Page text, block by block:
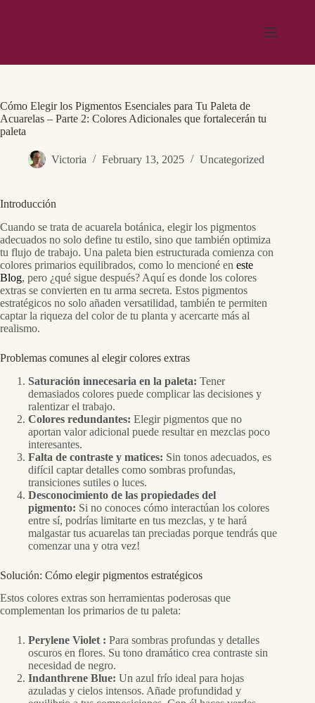
Cómo Elegir los Pigmentos Esenciales para Tu Paleta de
Acuarelas – Parte 2: Colores Adicionales que fortalecerán tu
paleta
Victoria February 13, 2025 Uncategorized
Introducción
Cuando se trata de acuarela botánica, elegir los pigmentos
adecuados no solo define tu estilo, sino que también optimiza
tu flujo de trabajo. Una paleta bien estructurada comienza con
colores primarios equilibrados, como lo mencioné en este
Blog, pero ¿qué sigue después? Aquí es donde los colores
extras se convierten en tu arma secreta. Estos pigmentos
estratégicos no solo añaden versatilidad, también te permiten
captar la riqueza del color de tu planta y acercarte más al
realismo.
Problemas comunes al elegir colores extras
Saturación innecesaria en la paleta: Tener
demasiados colores puede complicar las decisiones y
ralentizar el trabajo.
Colores redundantes: Elegir pigmentos que no
aportan valor adicional puede resultar en mezclas poco
interesantes.
Falta de contraste y matices: Sin tonos adecuados, es
difícil captar detalles como sombras profundas,
transiciones sutiles o luces.
Desconocimiento de las propiedades del
pigmento: Si no conoces cómo interactúan los colores
entre sí, podrías limitarte en tus mezclas, y te hará
malgastar tus acuarelas tan preciadas porque tendrás que
comenzar una y otra vez!
Solución: Cómo elegir pigmentos estratégicos
Estos colores extras son herramientas poderosas que
complementan los primarios de tu paleta:
Perylene Violet : Para sombras profundas y detalles
oscuros en flores. Su tono dramático crea contraste sin
necesidad de negro.
Indanthrene Blue: Un azul frío ideal para hojas
azuladas y cielos intensos. Añade profundidad y